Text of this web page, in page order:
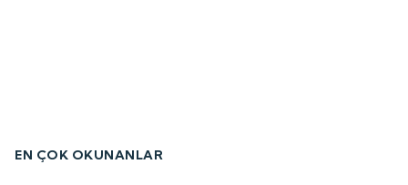
EN ÇOK OKUNANLAR